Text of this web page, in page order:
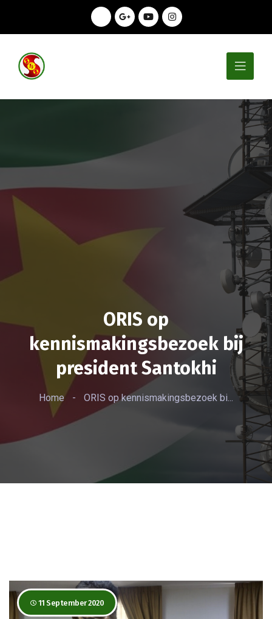
ORIS op
kennismakingsbezoek bij
president Santokhi
Home - ORIS op kennismakingsbezoek bi...
11 September 2020